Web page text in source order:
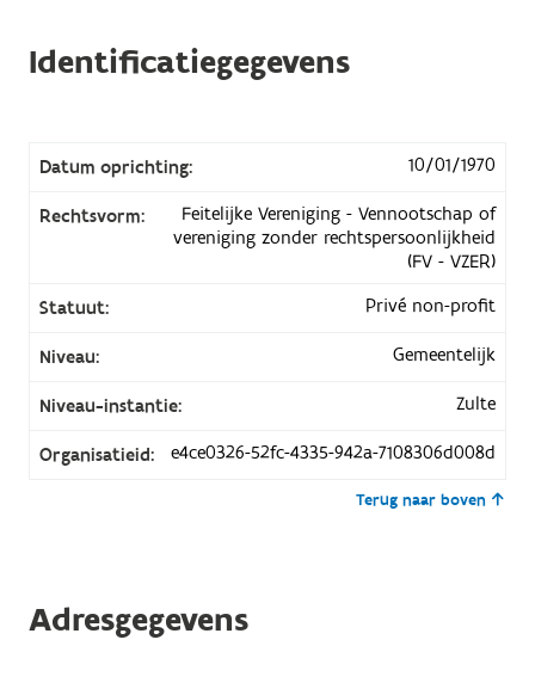
Identificatiegegevens
Datum oprichting: 10/01/1970
Rechtsvorm:
Feitelijke Vereniging - Vennootschap of
vereniging zonder rechtspersoonlijkheid
(FV - VZER)
Statuut:
Privé non-profit
Niveau: Gemeentelijk
Niveau-instantie: Zulte
Organisatieid: e4ce0326-52fc-4335-942a-7108306d008d
Terug naar boven
Adresgegevens